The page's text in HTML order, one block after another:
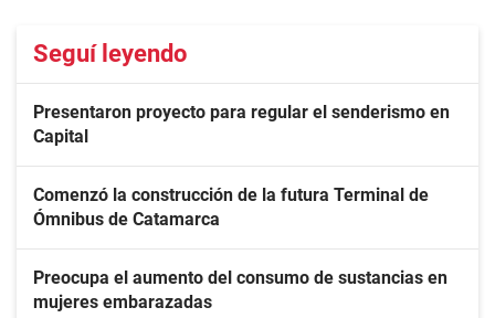
Seguí leyendo
Presentaron proyecto para regular el senderismo en
Capital
Comenzó la construcción de la futura Terminal de
Ómnibus de Catamarca
Preocupa el aumento del consumo de sustancias en
mujeres embarazadas